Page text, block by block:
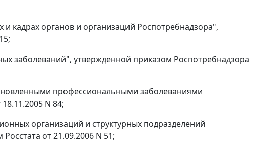
и кадрах органов и организаций Роспотребнадзора",
заболеваний", утвержденной приказом Роспотребнадзора
профессиональными заболеваниями
N 84;
организаций и структурных подразделений
от 21.09.2006 N 51;